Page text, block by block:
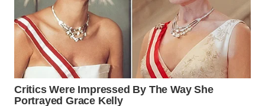
WN
GORONTALO
WN
SULUT